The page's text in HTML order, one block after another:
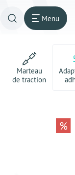
Menu
Marteau
de traction
%